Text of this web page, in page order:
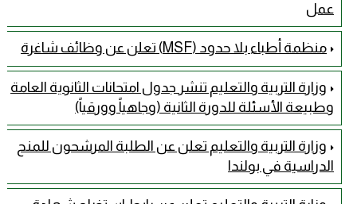
عمل
منظمة أطباء بلا حدود (MSF) تعلن عن وظائف شاغرة
وزارة التربية والتعليم تنشر جدول امتحانات الثانوية العامة
وطبيعة الأسئلة للدورة الثانية (وجاهياً وورقياً)
وزارة التربية والتعليم تعلن عن الطلبة المرشحون للمنح
الدراسية في بولندا